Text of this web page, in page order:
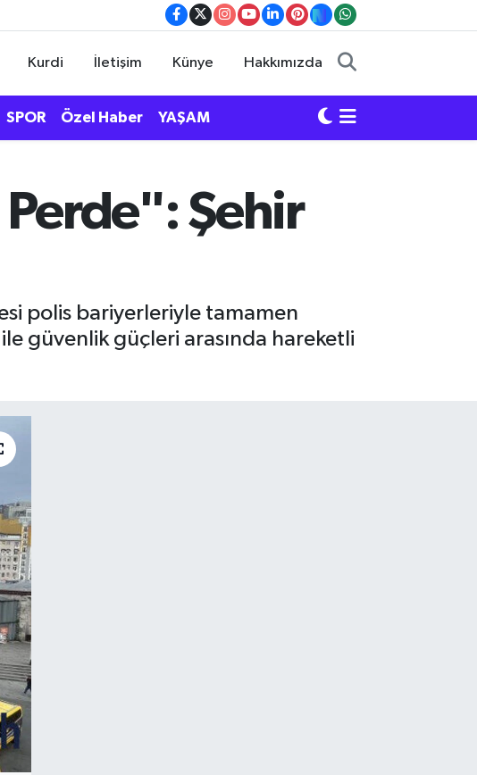
Kurdi İletişim Künye Hakkımızda
SPOR Özel Haber YAŞAM
Perde": Şehir
polis bariyerleriyle tamamen
güvenlik güçleri arasında hareketli